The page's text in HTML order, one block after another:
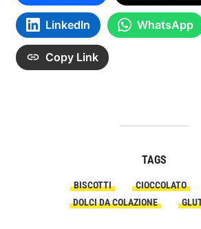
LinkedIn WhatsApp
Copy Link
TAGS
BISCOTTI CIOCCOLATO
DOLCI DA COLAZIONE